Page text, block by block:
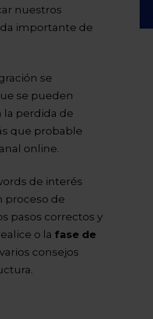
nuestros
importante de
se
se pueden
la perdida de
que probable
online.
de interés
proceso de
pasos correctos y
o la fase de
consejos